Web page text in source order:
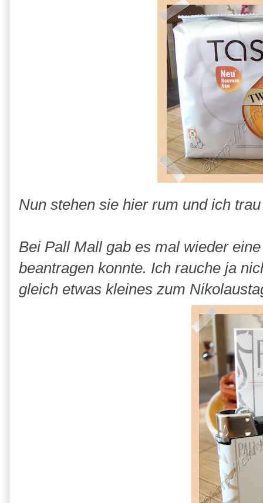
Nun stehen sie hier rum und ich
Bei Pall Mall gab es mal wieder
beantragen konnte. Ich rauche ja
gleich etwas kleines zum